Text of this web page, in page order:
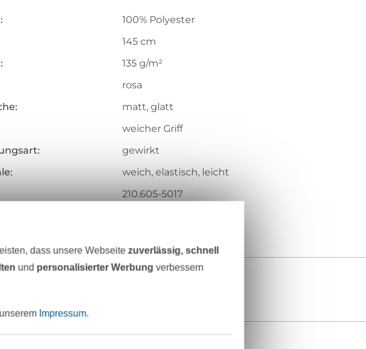
100% Polyester
145 cm
135 g/m²
rosa
matt, glatt
weicher Griff
gewirkt
weich, elastisch, leicht
210.605-5017
dazu
dass unsere Webseitezuverlässig, schnell
und personalisierter Werbung verbessern
Impressum.